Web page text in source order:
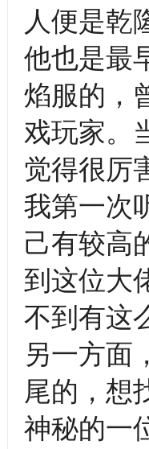
人便是乾
他也是最
焰服的，
戏玩家。
觉得很厉
我第一次
己有较高
到这位大
不到有这
另一方面
尾的，想
神秘的一